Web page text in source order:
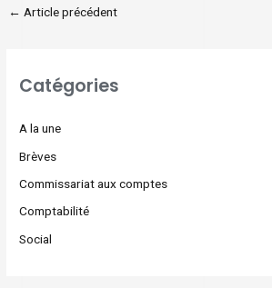
← Article précédent
Catégories
A la une
Brèves
Commissariat aux comptes
Comptabilité
Social